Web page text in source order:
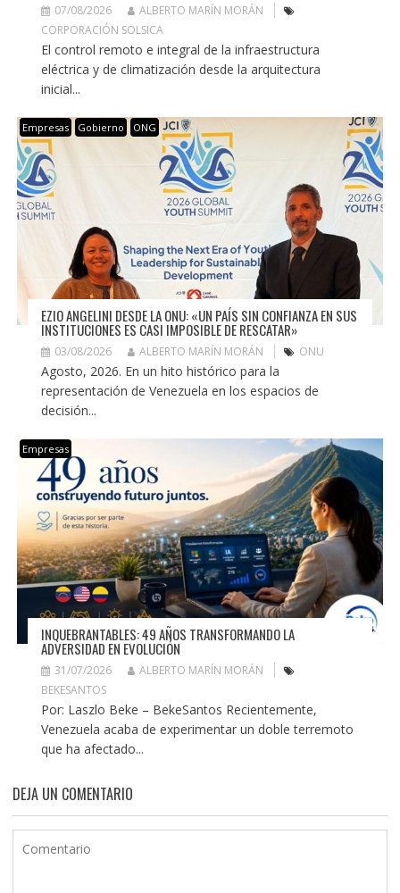
07/08/2026
ALBERTO MARÍN MORÁN
CORPORACIÓN SOLSICA
El control remoto e integral de la infraestructura
eléctrica y de climatización desde la arquitectura
inicial...
Empresas Gobierno ONG
EZIO ANGELINI DESDE LA ONU: «UN PAÍS SIN CONFIANZA EN SUS
INSTITUCIONES ES CASI IMPOSIBLE DE RESCATAR»
03/08/2026 ALBERTO MARÍN MORÁN ONU
Agosto, 2026. En un hito histórico para la
representación de Venezuela en los espacios de
decisión...
Empresas
INQUEBRANTABLES: 49 AÑOS TRANSFORMANDO LA
ADVERSIDAD EN EVOLUCIÓN
31/07/2026
ALBERTO MARÍN MORÁN
BEKESANTOS
Por: Laszlo Beke – BekeSantos Recientemente,
Venezuela acaba de experimentar un doble terremoto
que ha afectado...
DEJA UN COMENTARIO